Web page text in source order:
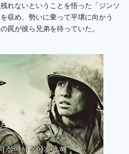
れないということを悟った「ジンソ
収め、勢いに乗って平壌に向かう
罠が彼ら兄弟を待っていた。